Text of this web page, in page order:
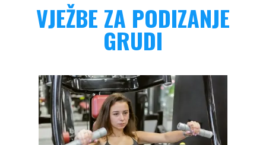
VJEŽBE ZA PODIZANJE
GRUDI